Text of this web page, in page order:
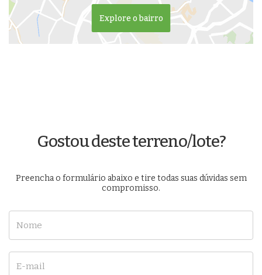
Explore o bairro
Gostou deste terreno/lote?
Preencha o formulário abaixo e tire todas suas dúvidas sem
compromisso.